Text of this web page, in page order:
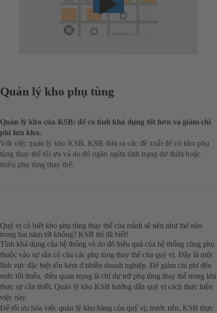
Quản lý kho phụ tùng
Quản lý kho của KSB: để có tính khả dụng tốt hơn và giảm chi
phí lưu kho.
Với việc quản lý kho KSB, KSB đưa ra các đề xuất để có kho phụ
tùng thay thế tối ưu và do đó ngăn ngừa tình trạng dư thừa hoặc
thiếu phụ tùng thay thế.
Quý vị có biết kho phụ tùng thay thế của mình sẽ nên như thế nào
trong hai năm tới không? KSB thì đã biết!
Tính khả dụng của hệ thống và do đó hiệu quả của hệ thống cũng phụ
thuộc vào sự sẵn có của các phụ tùng thay thế của quý vị. Đây là một
lĩnh vực đặc biệt tốn kém ở nhiều doanh nghiệp. Để giảm chi phí đến
mức tối thiểu, điều quan trọng là chỉ dự trữ phụ tùng thay thế trong khi
thực sự cần thiết. Quản lý kho KSB hướng dẫn quý vị cách thực hiện
việc này.
Để tối ưu hóa việc quản lý kho hàng của quý vị, trước tiên, KSB thực